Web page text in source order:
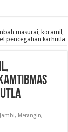
masurai, koramil,
pencegahan karhutla
, Merangin,